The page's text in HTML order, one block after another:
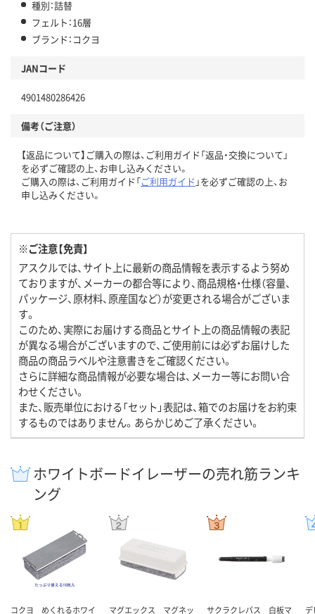
種別：詰替
フェルト：16層
ブランド：コクヨ
JANコード
4901480286426
備考（ご注意）
【返品について】ご購入の際は、ご利用ガイド「返品・交換について」
を必ずご確認の上、お申し込みください。
ご購入の際は、ご利用ガイド「ご利用ガイド 」を必ずご確認の上、お
申し込みください。
※ご注意【免責】
アスクルでは、サイト上に最新の商品情報を表示するよう努め
ておりますが、メーカーの都合等により、商品規格・仕様（容量、
パッケージ、原材料、原産国など）が変更される場合がございま
す。
このため、実際にお届けする商品とサイト上の商品情報の表記
が異なる場合がございますので、ご使用前には必ずお届けした
商品の商品ラベルや注意書きをご確認ください。
さらに詳細な商品情報が必要な場合は、メーカー等にお問い合
わせください。
また、販売単位における「セット」表記は、箱でのお届けをお約束
するものではありません。あらかじめご了承ください。
ホワイトボードイレーザーの売れ筋ランキ
ング
コクヨ めくれるホワイ
マグエックス マグネッ
サクラクレパス 白板マ